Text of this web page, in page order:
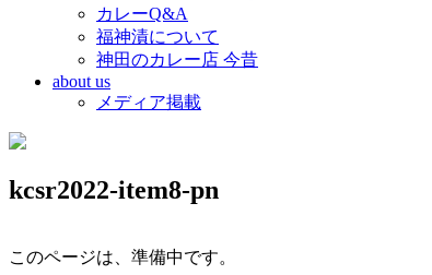
カレーQ&A
福神漬について
神田のカレー店 今昔
about us
メディア掲載
kcsr2022-item8-pn
このページは、準備中です。